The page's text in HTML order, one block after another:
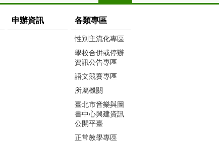
申辦資訊 各類專區
性別主流化專區
學校合併或停辦
資訊公告專區
語文競賽專區
所屬機關
臺北市音樂與圖
書中心興建資訊
公開平臺
正常教學專區